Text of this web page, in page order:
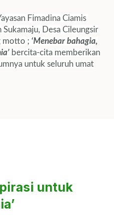
Fimadina Ciamis
Desa Cileungsir
motto ; ‘Menebar bahagia,
bercita-cita memberikan
untuk seluruh umat
untuk